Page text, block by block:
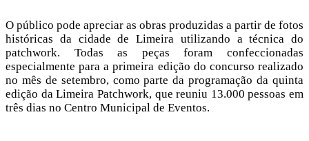
O público pode apreciar as obras produzidas a partir de fotos
históricas da cidade de Limeira utilizando a técnica do
patchwork. Todas as peças foram confeccionadas
especialmente para a primeira edição do concurso realizado
no mês de setembro, como parte da programação da quinta
edição da Limeira Patchwork, que reuniu 13.000 pessoas em
três dias no Centro Municipal de Eventos.